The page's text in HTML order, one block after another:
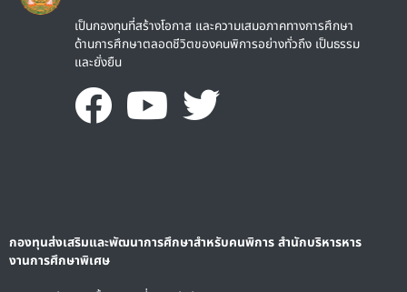
เป็นกองทุนที่สร้างโอกาส และความเสมอภาคทางการศึกษา
ด้านการศึกษาตลอดชีวิตของคนพิการอย่างทั่วถึง เป็นธรรม
และยั่งยืน
กองทุนส่งเสริมและพัฒนาการศึกษาสำหรับคนพิการ สำนักบริหารหาร
งานการศึกษาพิเศษ